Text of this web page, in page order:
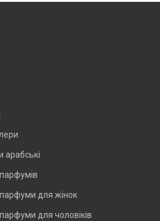
арабські
для жінок
для чоловіків